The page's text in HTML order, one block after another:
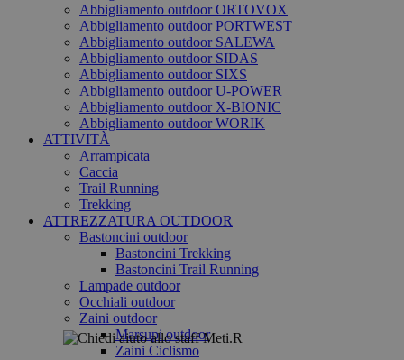
Abbigliamento outdoor ORTOVOX
Abbigliamento outdoor PORTWEST
Abbigliamento outdoor SALEWA
Abbigliamento outdoor SIDAS
Abbigliamento outdoor SIXS
Abbigliamento outdoor U-POWER
Abbigliamento outdoor X-BIONIC
Abbigliamento outdoor WORIK
ATTIVITÀ
Arrampicata
Caccia
Trail Running
Trekking
ATTREZZATURA OUTDOOR
Bastoncini outdoor
Bastoncini Trekking
Bastoncini Trail Running
Lampade outdoor
Occhiali outdoor
Zaini outdoor
Marsupi outdoor
Zaini Ciclismo